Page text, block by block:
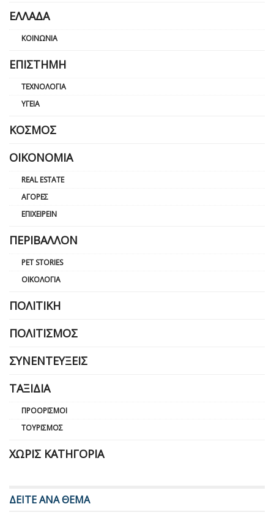
ΕΛΛΆΔΑ
ΚΟΙΝΩΝΊΑ
ΕΠΙΣΤΉΜΗ
ΤΕΧΝΟΛΟΓΊΑ
ΥΓΕΊΑ
ΚΌΣΜΟΣ
ΟΙΚΟΝΟΜΊΑ
REAL ESTATE
ΑΓΟΡΈΣ
ΕΠΙΧΕΙΡΕΊΝ
ΠΕΡΙΒΆΛΛΟΝ
PET STORIES
ΟΙΚΟΛΟΓΊΑ
ΠΟΛΙΤΙΚΉ
ΠΟΛΙΤΙΣΜΌΣ
ΣΥΝΕΝΤΕΎΞΕΙΣ
ΤΑΞΊΔΙΑ
ΠΡΟΟΡΙΣΜΟΊ
ΤΟΥΡΙΣΜΌΣ
ΧΩΡΊΣ ΚΑΤΗΓΟΡΊΑ
ΔΕΙΤΕ ΑΝΑ ΘΕΜΑ